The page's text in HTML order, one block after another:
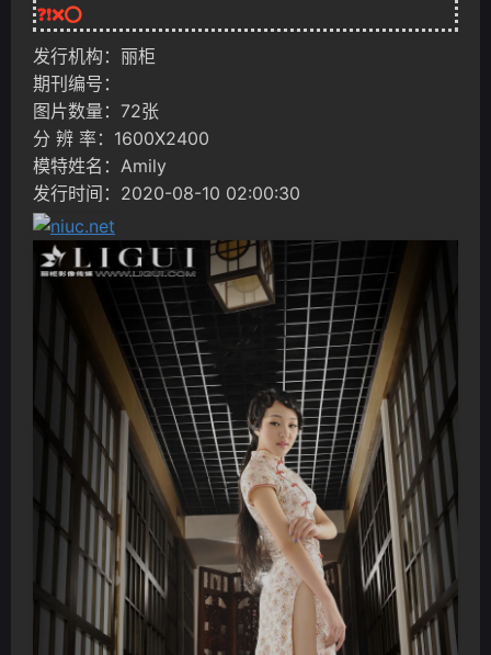
❓❗❌⭕
发行机构：丽柜
期刊编号：
图片数量：72张
分 辨 率：1600X2400
模特姓名：Amily
发行时间：2020-08-10 02:00:30